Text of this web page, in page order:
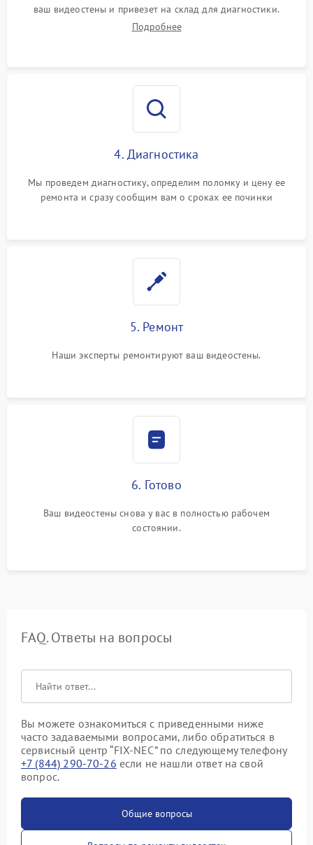
ваш видеостены и привезет на склад для диагностики.
Подробнее
4. Диагностика
Мы проведем диагностику, определим поломку и цену ее
ремонта и сразу сообщим вам о сроках ее починки
5. Ремонт
Наши эксперты ремонтируют ваш видеостены.
6. Готово
Ваш видеостены снова у вас в полностью рабочем
состоянии.
FAQ. Ответы на вопросы
Вы можете ознакомиться с приведенными ниже
часто задаваемыми вопросами, либо обратиться в
сервисный центр “FIX-NEC” по следующему телефону
+7 (844) 290-70-26 если не нашли ответ на свой
вопрос.
Общие вопросы